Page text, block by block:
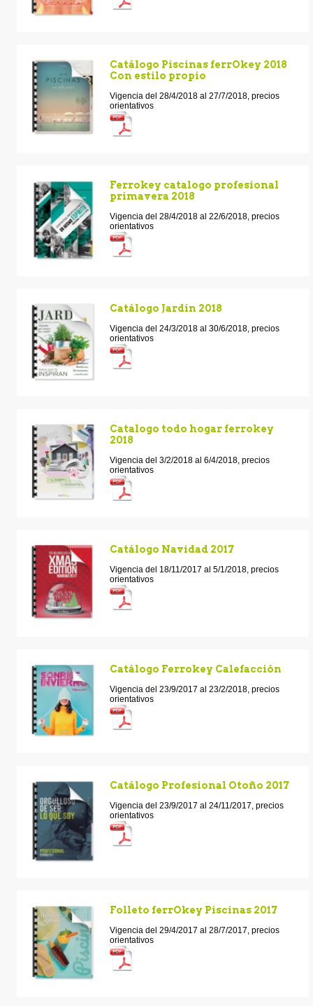
Catálogo Piscinas ferrOkey 2018
Con estilo propio
Vigencia del 28/4/2018 al 27/7/2018, precios
orientativos
Ferrokey catalogo profesional
primavera 2018
Vigencia del 28/4/2018 al 22/6/2018, precios
orientativos
Catálogo Jardín 2018
Vigencia del 24/3/2018 al 30/6/2018, precios
orientativos
Catalogo todo hogar ferrokey
2018
Vigencia del 3/2/2018 al 6/4/2018, precios
orientativos
Catálogo Navidad 2017
Vigencia del 18/11/2017 al 5/1/2018, precios
orientativos
Catálogo Ferrokey Calefacción
Vigencia del 23/9/2017 al 23/2/2018, precios
orientativos
Catálogo Profesional Otoño 2017
Vigencia del 23/9/2017 al 24/11/2017, precios
orientativos
Folleto ferrOkey Piscinas 2017
Vigencia del 29/4/2017 al 28/7/2017, precios
orientativos